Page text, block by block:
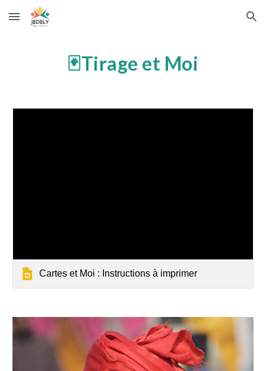
Skip to main content Skip to navigation
🃏Tirage et Moi
Cartes et Moi : Instructions à imprimer